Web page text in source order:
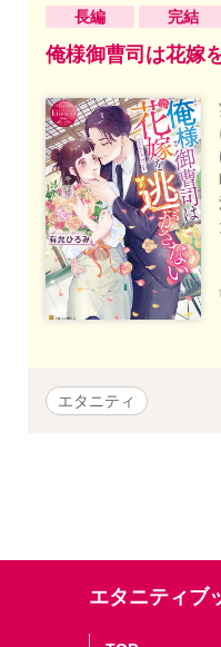
長編 完結
俺様御曹司は花嫁
エタニティ
エタニティブ